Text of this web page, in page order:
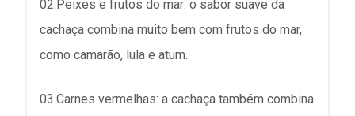
02.Peixes e frutos do mar: o sabor suave da
cachaça combina muito bem com frutos do mar,
como camarão, lula e atum.
03.Carnes vermelhas: a cachaça também combina